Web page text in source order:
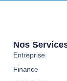
Nos
Entreprise
Finance